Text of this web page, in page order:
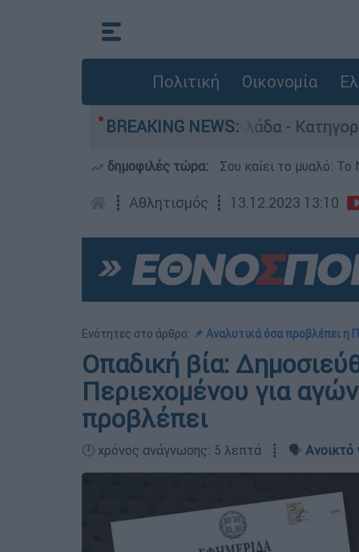
Πολιτική Οικονομία
BREAKING NEWS:
στην Ελλάδα - Κατηγορείται και
δημοφιλές τώρα: Σου καίει το μυαλό:
┋ Αθλητισμός ┋ 13.12.2023 13:10
Ενότητες στο άρθρο: 📌 Αναλυτικά όσα προβλέπει η
Οπαδική βία:
Περιεχομένου για
προβλέπει
🕛 χρόνος ανάγνωσης: 5 λεπτά ┋ 🗣️ Ανοικτό